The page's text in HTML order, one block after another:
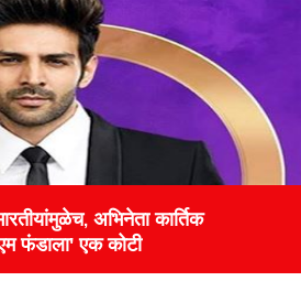
अभिनेता कार्तिक
फंडाला' एक कोटी